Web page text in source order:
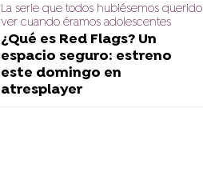
La serie que todos hubiésemos querido
ver cuando éramos adolescentes
¿Qué es Red Flags? Un
espacio seguro: estreno
este domingo en
atresplayer